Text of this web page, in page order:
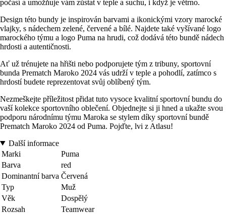
počasí a umožňuje vám zůstat v teple a suchu, i když je větrno.
Design této bundy je inspirován barvami a ikonickými vzory marocké
vlajky, s nádechem zelené, červené a bílé. Najdete také vyšívané logo
marockého týmu a logo Puma na hrudi, což dodává této bundě nádech
hrdosti a autentičnosti.
Ať už trénujete na hřišti nebo podporujete tým z tribuny, sportovní
bunda Prematch Maroko 2024 vás udrží v teple a pohodlí, zatímco s
hrdostí budete reprezentovat svůj oblíbený tým.
Nezmeškejte příležitost přidat tuto vysoce kvalitní sportovní bundu do
vaší kolekce sportovního oblečení. Objednejte si ji hned a ukažte svou
podporu národnímu týmu Maroka se stylem díky sportovní bundě
Prematch Maroko 2024 od Puma. Pojďte, lvi z Atlasu!
Další informace
Marki
Puma
Barva
red
Dominantní barva Červená
Typ
Muž
Věk
Dospělý
Rozsah
Teamwear